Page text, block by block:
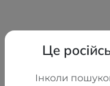
Наши бренды
Це
Інколи